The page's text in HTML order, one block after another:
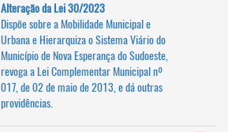
Alteração da Lei 30/2023
Dispõe sobre a Mobilidade Municipal e
Urbana e Hierarquiza o Sistema Viário do
Município de Nova Esperança do Sudoeste,
revoga a Lei Complementar Municipal nº
017, de 02 de maio de 2013, e dá outras
providências.